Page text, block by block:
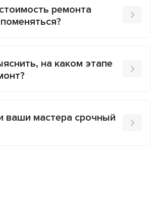
ремонта
на каком этапе
ваши мастера срочный